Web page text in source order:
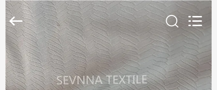
MAISON
PRODUITS
2019
2026
SEVNNA
TEXTILE.
Rights
Reserved.